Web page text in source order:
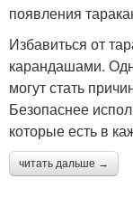
появления
Избавиться от
карандашами.
могут стать
Безопаснее
которые есть в
читать дальше →